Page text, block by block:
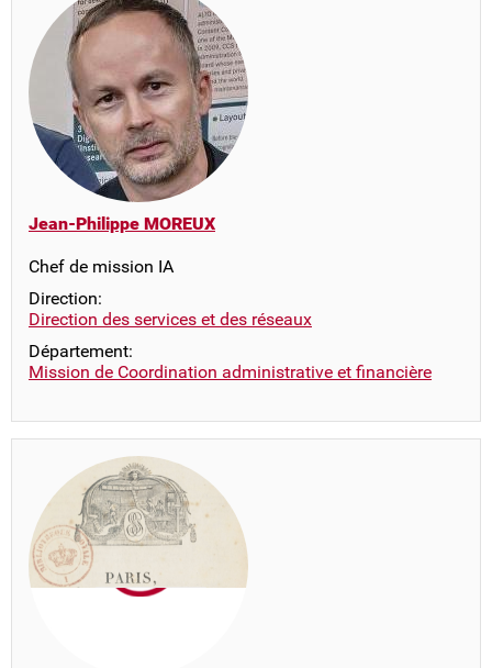
Jean-Philippe MOREUX
Chef de mission IA
Direction:
Direction des services et des réseaux
Département:
Mission de Coordination administrative et financière